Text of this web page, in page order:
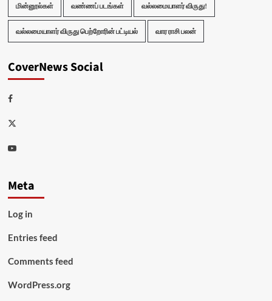
மின்னூல்கள் வண்ணப் படங்கள் வல்லமையாளர் விருது!
வல்லமையாளர் விருது பெற்றோரின் பட்டியல் வார ராசி பலன்
CoverNews Social
Facebook
Twitter
Youtube
Meta
Log in
Entries feed
Comments feed
WordPress.org